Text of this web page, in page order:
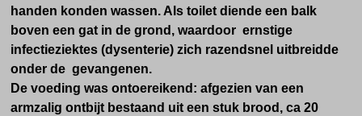
handen konden wassen. Als toilet diende een balk
boven een gat in de grond, waardoor ernstige
infectieziektes (dysenterie) zich razendsnel uitbreidde
onder de gevangenen.
De voeding was ontoereikend: afgezien van een
armzalig ontbijt bestaand uit een stuk brood, ca 20